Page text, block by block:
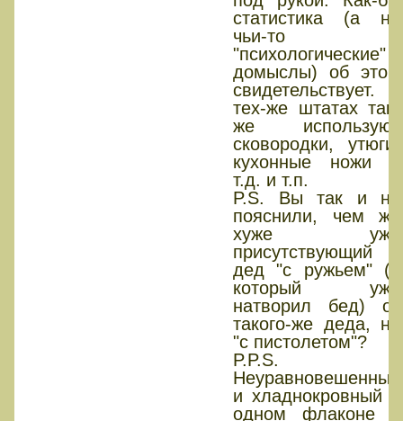
статистика (а не
чьи-то
"психологические"
домыслы) об этом
свидетельствует. В
тех-же штатах так-
же используют
сковородки, утюги,
кухонные ножи и
т.д. и т.п.
P.S. Вы так и не
пояснили, чем же
хуже уже
присутствующий
дед "с ружьем" (и
который уже
натворил бед) от
такого-же деда, но
"с пистолетом"?
P.P.S.
Неуравновешенный
и хладнокровный в
одном флаконе в